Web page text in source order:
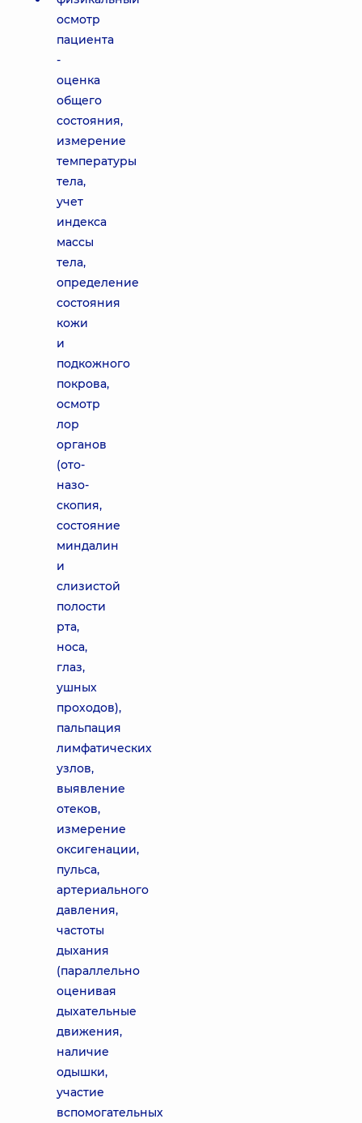
осмотр
пациента
-
оценка
общего
состояния,
измерение
температуры
тела,
учет
индекса
массы
тела,
определение
состояния
кожи
и
подкожного
покрова,
осмотр
лор
органов
(ото-
назо-
скопия,
состояние
миндалин
и
слизистой
полости
рта,
носа,
глаз,
ушных
проходов),
пальпация
лимфатических
узлов,
выявление
отеков,
измерение
оксигенации,
пульса,
артериального
давления,
частоты
дыхания
(параллельно
оценивая
дыхательные
движения,
наличие
одышки,
участие
вспомогательных